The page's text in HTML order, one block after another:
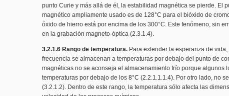
punto Curie y más allá de él, la estabilidad magnética se pierde. El
magnético ampliamente usado es de 128°C para el bióxido de
óxido de hierro está por encima de los 300°C. Este fenómeno, sin
en la grabación magneto-óptica (2.3.1.4).
3.2.1.6 Rango de temperatura. Para extender la esperanza de
frecuencia se almacenan a temperaturas por debajo del punto de
magnéticas no se aconseja el almacenamiento frío porque algunos
temperaturas por debajo de los 8°C (2.2.1.1.1.4). Por otro lado, no
(3.2.1.2). Dentro de este rango, la temperatura sólo afecta las